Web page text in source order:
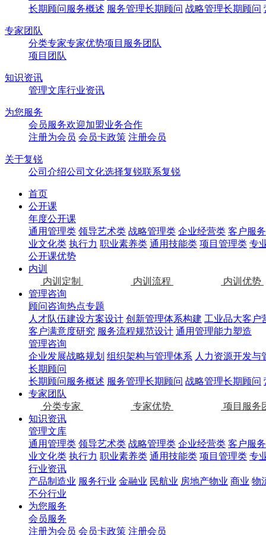
长期顾问服务概述 服务管理长期顾问 战略管理长期顾问
专家团队
分类专家专家优势项目服务团队
项目团队
知识资讯
管理文库行业资讯
为您服务
会员服务欢迎加盟业务合作
注册为会员 会员卡政策 注册会员
关于复锐
公司介绍公司文化选择复锐联系复锐
首页
公开课
年度公开课
通用管理类 领导艺术类 战略管理类 企业经营类 客户服
业文化类 执行力 职业素养类 通用技能类 项目管理类 专
公开课优势
内训
内训定制
内训流程
内训优势
管理咨询
顾问咨询热点专题
人才队伍建设方案设计 创新管理体系构建 工业品大客户
客户满意度研究 服务流程规范设计 通用管理能力塑造
管理咨询
企业发展战略规划 组织架构与管理体系 人力资源开发与
长期顾问
长期顾问服务概述 服务管理长期顾问 战略管理长期顾问
专家团队
分类专家
专家优势
项目服务
知识资讯
管理文库
通用管理类 领导艺术类 战略管理类 企业经营类 客户服
业文化类 执行力 职业素养类 通用技能类 项目管理类 专
行业资讯
产品制造业 服务行业 金融业 民航业 房地产物业 商业 物
不分行业
为您服务
会员服务
注册为会员 会员卡政策 注册会员